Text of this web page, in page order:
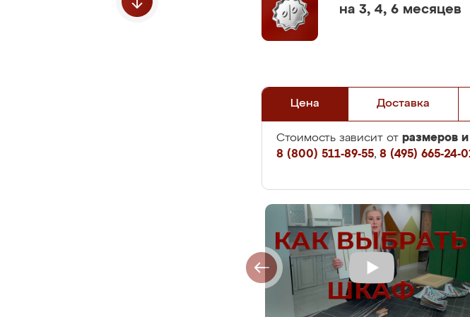
на 3, 4, 6 месяцев
Цена Доставка
Стоимость зависит от размеров
8 (800) 511-89-55, 8 (495) 665-24-